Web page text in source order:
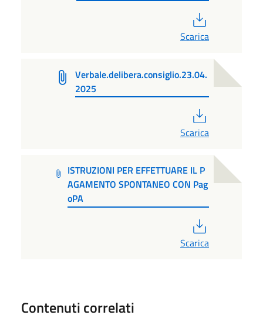
Scarica
Verbale.delibera.consiglio.23.04.
2025
Scarica
ISTRUZIONI PER EFFETTUARE IL P
AGAMENTO SPONTANEO CON Pag
oPA
Scarica
Contenuti correlati